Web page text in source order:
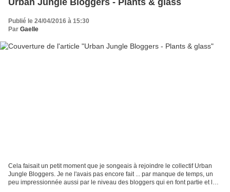
Publié le 24/04/2016 à 15:30
Par Gaelle
Cela faisait un petit moment que je songeais à rejoindre le collectif Urban
Jungle Bloggers. Je ne l'avais pas encore fait ... par manque de temps, un
peu impressionnée aussi par le niveau des bloggers qui en font partie et la